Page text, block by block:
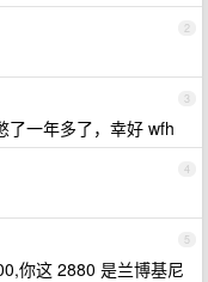
2
3
一年多了，幸好 wfh
4
5
你这 2880 是兰博基尼